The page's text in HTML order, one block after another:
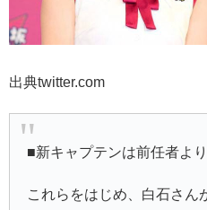
出典twitter.com
■新キャプテンは前任者より
これらをはじめ、白石さん